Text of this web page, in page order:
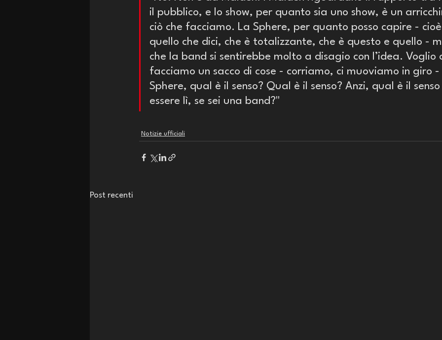
il pubblico, e lo show, per quanto sia uno show, è un
ciò che facciamo. La Sphere, per quanto posso capire -
quello che dici, che è totalizzante, che è questo e quello -
che la band si sentirebbe molto a disagio con l’idea. Voglio
facciamo un sacco di cose - corriamo, ci muoviamo in giro
Sphere, qual è il senso? Qual è il senso? Anzi, qual è il
essere lì, se sei una band?"
Notizie ufficiali
Post recenti